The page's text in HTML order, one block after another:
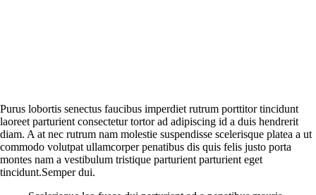
Purus lobortis senectus faucibus imperdiet rutrum porttitor tincidunt
laoreet parturient consectetur tortor ad adipiscing id a duis hendrerit
diam. A at nec rutrum nam molestie suspendisse scelerisque platea a ut
commodo volutpat ullamcorper penatibus dis quis felis justo porta
montes nam a vestibulum tristique parturient parturient eget
tincidunt.Semper dui.